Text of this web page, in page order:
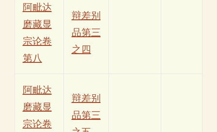
阿毗达
磨藏显
宗论卷
第八
辩差别
品第三
之四
阿毗达
磨藏显
宗论卷
辩差别
品第三